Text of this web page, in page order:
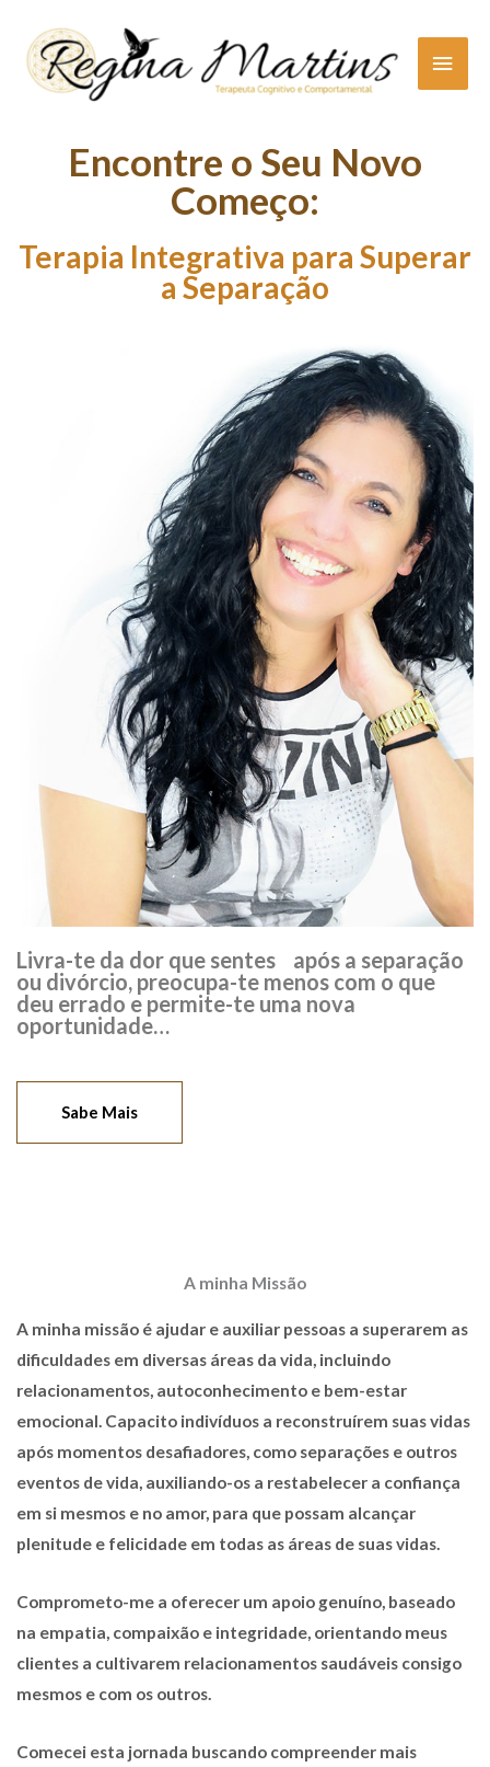
content
Main
Encontre o Seu Novo
Começo:
Terapia Integrativa para Superar
a Separação
Livra-te da dor que sentes após a separação
ou divórcio, preocupa-te menos com o que
deu errado e permite-te uma nova
oportunidade…
Sabe Mais
A minha Missão
A minha missão é ajudar e auxiliar pessoas a superarem as
dificuldades em diversas áreas da vida, incluindo
relacionamentos, autoconhecimento e bem-estar
emocional. Capacito indivíduos a reconstruírem suas vidas
após momentos desafiadores, como separações e outros
eventos de vida, auxiliando-os a restabelecer a confiança
em si mesmos e no amor, para que possam alcançar
plenitude e felicidade em todas as áreas de suas vidas.
Comprometo-me a oferecer um apoio genuíno, baseado
na empatia, compaixão e integridade, orientando meus
clientes a cultivarem relacionamentos saudáveis consigo
mesmos e com os outros.
Comecei esta jornada buscando compreender mais